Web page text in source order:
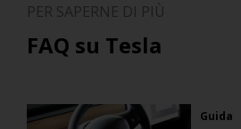
PER SAPERNE DI PIÙ
FAQ su Tesla
Guida